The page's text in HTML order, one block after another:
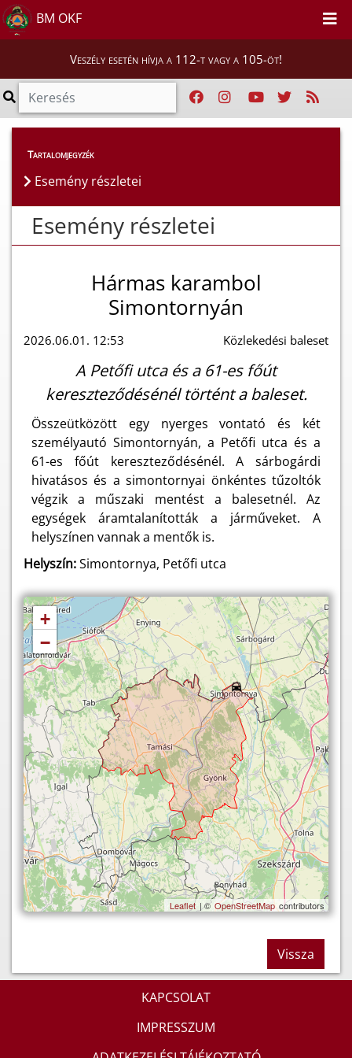
BM OKF
Veszély esetén hívja a 112-t vagy a 105-öt!
Esemény részletei
Tartalomjegyzék
Esemény részletei
Esemény részletei
Hármas karambol
Simontornyán
2026.06.01. 12:53 Közlekedési baleset
A Petőfi utca és a 61-es főút
kereszteződésénél történt a baleset.
Összeütközött egy nyerges vontató és két
személyautó Simontornyán, a Petőfi utca és a
61-es főút kereszteződésénél. A sárbogárdi
hivatásos és a simontornyai önkéntes tűzoltók
végzik a műszaki mentést a balesetnél. Az
egységek áramtalanították a járműveket. A
helyszínen vannak a mentők is.
Helyszín:Simontornya, Petőfi utca
+
−
Leaflet | ©OpenStreetMap contributors
Vissza
KAPCSOLAT
IMPRESSZUM